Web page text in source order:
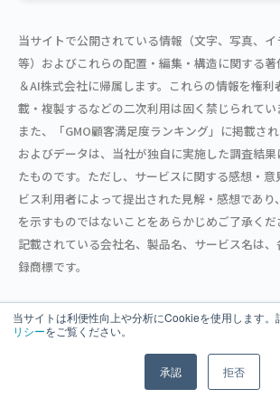
当サイトは利便性向上や分析にCookieを使用します。
リシーをご覧ください。
承認 拒否
当サイトで公開されている情報（文字、写真、
等）およびこれらの配置・編集・構造に関する著
＆AI株式会社に帰属します。これらの情報を権
載・複製するなどの二次利用は固く禁じられてい
また、「GMO顧客満足度ランキング」に掲載さ
およびデータは、当社が独自に実施した調査結
たものです。ただし、サービスに関する感想・
ビス利用者によって提出された見解・感想であ
を示すものではないことをあらかじめご了承くだ
記載されている会社名、製品名、サービス名は
録商標です。
シェア